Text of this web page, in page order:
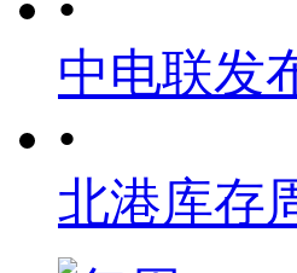
中电联发
•
北港库存